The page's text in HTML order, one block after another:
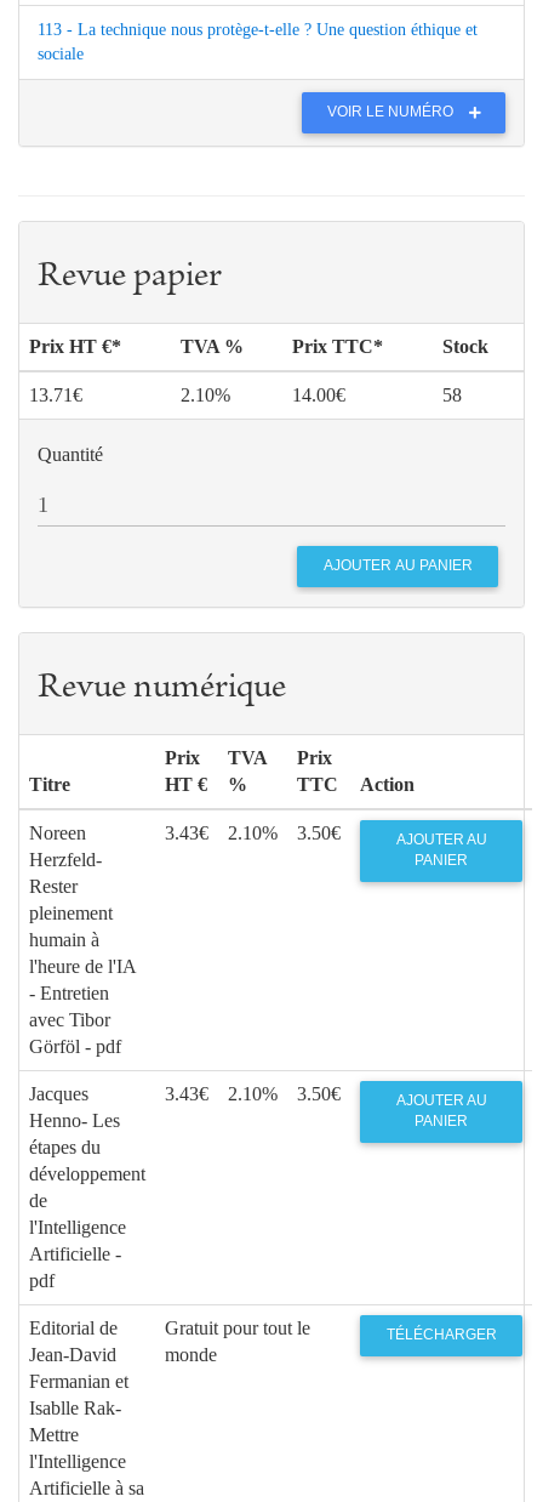
113 - La technique nous protège-t-elle ? Une question éthique et
sociale
VOIR LE NUMÉRO
Revue papier
Prix HT €* TVA % Prix TTC* Stock
13.71€ 2.10% 14.00€ 58
Quantité
Revue numérique
Titre
Prix
HT €
TVA
%
Prix
TTC
Action
Noreen
Herzfeld-
Rester
pleinement
humain à
l'heure de l'IA
- Entretien
avec Tibor
Görföl - pdf
3.43€ 2.10% 3.50€
AJOUTER AU
PANIER
Jacques
Henno- Les
étapes du
développement
de
l'Intelligence
Artificielle -
pdf
3.43€ 2.10% 3.50€
AJOUTER AU
PANIER
Editorial de
Jean-David
Fermanian et
Isablle Rak-
Mettre
l'Intelligence
Artificielle à sa
Gratuit pour tout le
monde
TÉLÉCHARGER